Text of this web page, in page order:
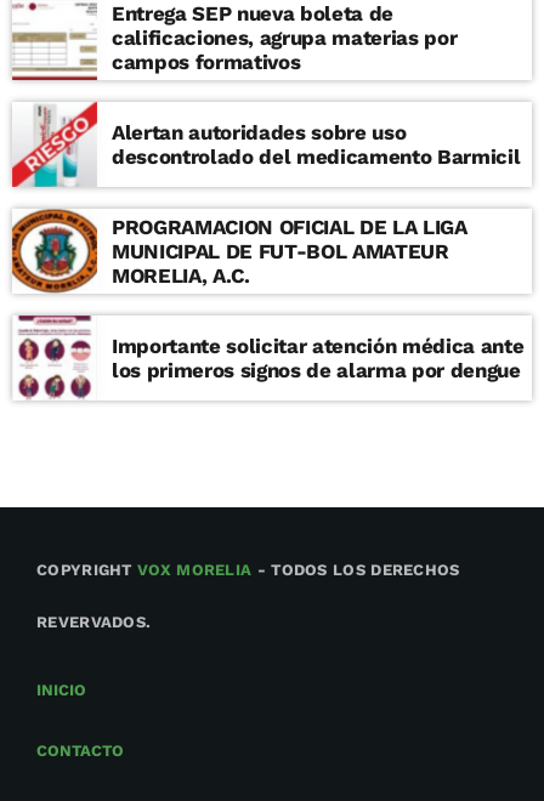
Entrega SEP nueva boleta de
calificaciones, agrupa materias por
campos formativos
Alertan autoridades sobre uso
descontrolado del medicamento Barmicil
PROGRAMACION OFICIAL DE LA LIGA
MUNICIPAL DE FUT-BOL AMATEUR
MORELIA, A.C.
Importante solicitar atención médica ante
los primeros signos de alarma por dengue
COPYRIGHTVOX MORELIA - TODOS LOS DERECHOS
REVERVADOS.
INICIO
CONTACTO